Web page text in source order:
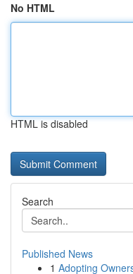
No HTML
HTML is disabled
Search
Published News
1 Adopting